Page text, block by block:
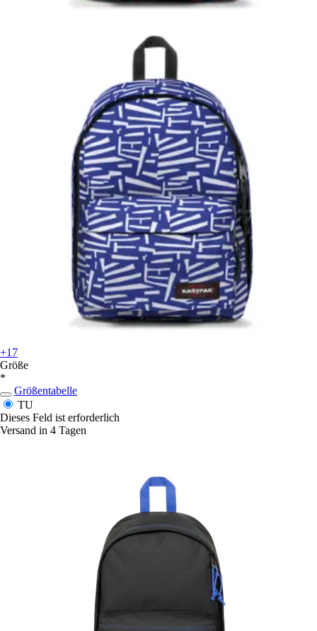
+17
Größe
*
Größentabelle
TU
Dieses Feld ist erforderlich
Versand in 4 Tagen